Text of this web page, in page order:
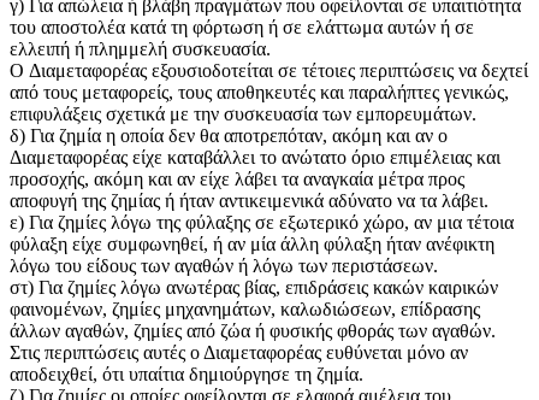
γ) Για απώλεια ή βλάβη πραγμάτων που οφείλονται σε υπαιτιότητα
του αποστολέα κατά τη φόρτωση ή σε ελάττωμα αυτών ή σε
ελλειπή ή πλημμελή συσκευασία.
O Διαμεταφορέας εξουσιοδοτείται σε τέτοιες περιπτώσεις να δεχτεί
από τους μεταφορείς, τους αποθηκευτές και παραλήπτες γενικώς,
επιφυλάξεις σχετικά με την συσκευασία των εμπορευμάτων.
δ) Για ζημία η οποία δεν θα αποτρεπόταν, ακόμη και αν ο
Διαμεταφορέας είχε καταβάλλει το ανώτατο όριο επιμέλειας και
προσοχής, ακόμη και αν είχε λάβει τα αναγκαία μέτρα προς
αποφυγή της ζημίας ή ήταν αντικειμενικά αδύνατο να τα λάβει.
ε) Για ζημίες λόγω της φύλαξης σε εξωτερικό χώρο, αν μια τέτοια
φύλαξη είχε συμφωνηθεί, ή αν μία άλλη φύλαξη ήταν ανέφικτη
λόγω του είδους των αγαθών ή λόγω των περιστάσεων.
στ) Για ζημίες λόγω ανωτέρας βίας, επιδράσεις κακών καιρικών
φαινομένων, ζημίες μηχανημάτων, καλωδιώσεων, επίδρασης
άλλων αγαθών, ζημίες από ζώα ή φυσικής φθοράς των αγαθών.
Στις περιπτώσεις αυτές ο Διαμεταφορέας ευθύνεται μόνο αν
αποδειχθεί, ότι υπαίτια δημιούργησε τη ζημία.
ζ) Για ζημίες οι οποίες οφείλονται σε ελαφρά αμέλεια του